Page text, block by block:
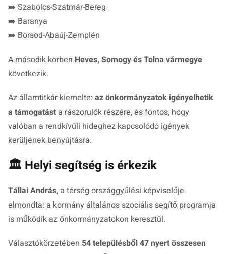
➡️ Szabolcs-Szatmár-Bereg
➡️ Baranya
➡️ Borsod-Abaúj-Zemplén
A második körben Heves, Somogy és Tolna vármegye
következik.
Az államtitkár kiemelte: az önkormányzatok igényelhetik
a támogatást a rászorulók részére, és fontos, hogy
valóban a rendkívüli hideghez kapcsolódó igények
kerüljenek benyújtásra.
🏛️ Helyi segítség is érkezik
Tállai András, a térség országgyűlési képviselője
elmondta: a kormány általános szociális segítő programja
is működik az önkormányzatokon keresztül.
Választókörzetében 54 településből 47 nyert összesen